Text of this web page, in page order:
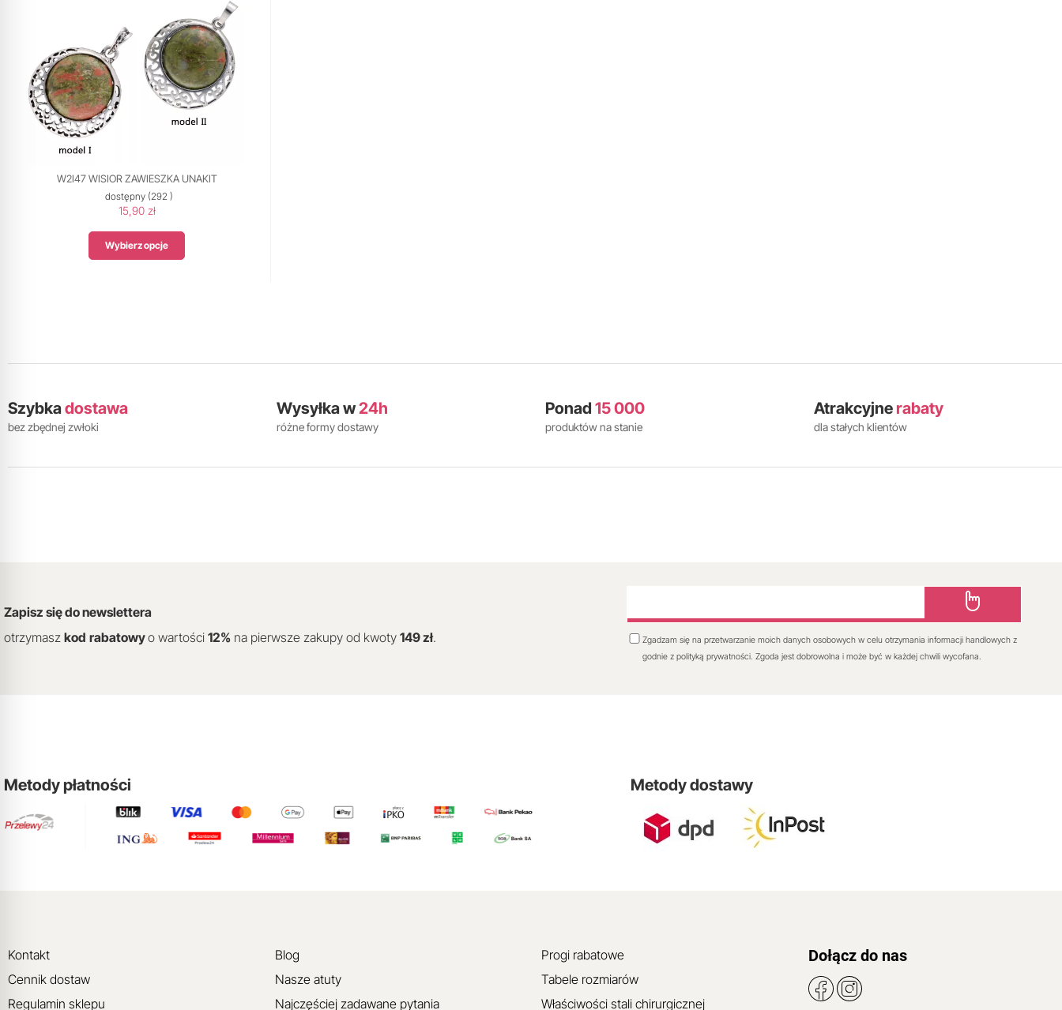
W2I47 WISIOR ZAWIESZKA UNAKIT
dostępny(292 )
15,90 zł
Wybierz opcje
Szybkadostawa
bez zbędnej zwłoki
Wysyłka w24h
różne formy dostawy
Ponad 15 000
produktów na stanie
Atrakcyjne rabaty
dla stałych klientów
Zapisz się do newslettera
otrzymasz kod rabatowyo wartości 12% na pierwsze zakupy od kwoty 149 zł.
Zgadzam się na przetwarzanie moich danych osobowych w celu otrzymania informacji handlowych z
godnie z polityką prywatności. Zgoda jest dobrowolna i może być w każdej chwili wycofana.
Metody płatności Metody dostawy
Kontakt
Cennik dostaw
Regulamin sklepu
Blog
Nasze atuty
Najczęściej zadawane pytania
Progi rabatowe
Tabele rozmiarów
Właściwości stali chirurgicznej
Dołącz do nas